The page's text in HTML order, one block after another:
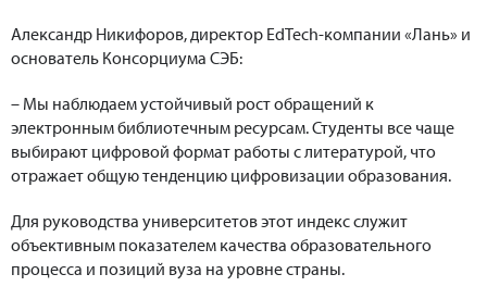
Александр Никифоров, директор EdTech-компании «Лань» и
основатель Консорциума СЭБ:
– Мы наблюдаем устойчивый рост обращений к
электронным библиотечным ресурсам. Студенты все чаще
выбирают цифровой формат работы с литературой, что
отражает общую тенденцию цифровизации образования.
Для руководства университетов этот индекс служит
объективным показателем качества образовательного
процесса и позиций вуза на уровне страны.